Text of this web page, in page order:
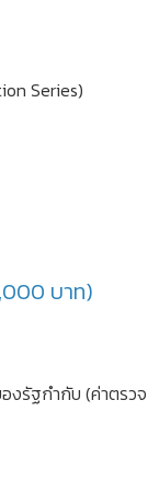
Series)
บาท)
งรัฐกำกับ (ค่าตรวจ